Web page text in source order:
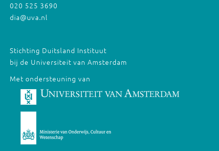
020 525 3690
dia@uva.nl
Stichting Duitsland Instituut
bij de Universiteit van Amsterdam
Met ondersteuning van